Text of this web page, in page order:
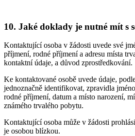
10. Jaké doklady je nutné mít s
Kontaktující osoba v žádosti uvede své
příjmení, rodné příjmení a adresu místa
kontaktní údaje, a důvod zprostředkování.
Ke kontaktované osobě uvede údaje,
jednoznačně identifikovat, zpravidla
rodné příjmení, datum a místo narození,
známého trvalého pobytu.
Kontaktující osoba může v žádosti
je osobou blízkou.